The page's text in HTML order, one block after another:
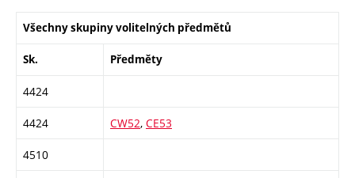
Všechny skupiny volitelných předmětů
Sk. Předměty
4424
4424 CW52, CE53
4510